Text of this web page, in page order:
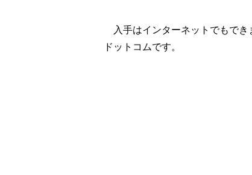
入手はインターネットでもでき
ドットコムです。